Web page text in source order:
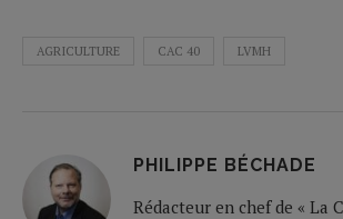
AGRICULTURE CAC 40 LVMH
PHILIPPE BÉCHADE
Rédacteur en chef de « La